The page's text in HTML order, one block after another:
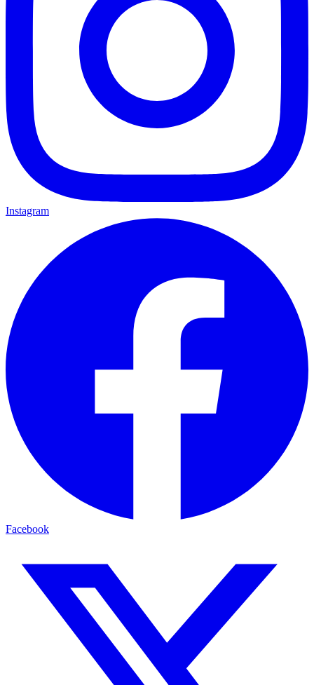
Instagram
Facebook